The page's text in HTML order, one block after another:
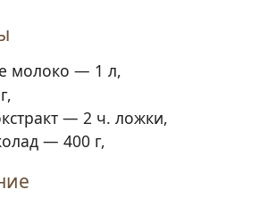
молоко — 1 л,
— 2 ч. ложки,
— 400 г,